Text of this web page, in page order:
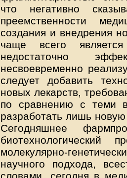
что негативно
преемственности
создания и внедрения
чаще всего
недостаточно
несвоевременно
следует добавить
новых лекарств,
по сравнению с теми
разработать лишь
Сегодняшнее
биотехнологический
молекулярно-
научного подхода,